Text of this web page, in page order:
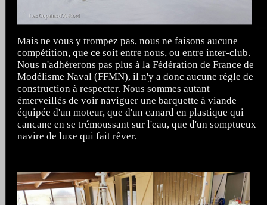
Mais ne vous y trompez pas, nous ne faisons aucune
compétition, que ce soit entre nous, ou entre inter-club.
Nous n'adhérerons pas plus à la Fédération de France de
Modélisme Naval (FFMN), il n'y a donc aucune règle de
construction à respecter. Nous sommes autant
émerveillés de voir naviguer une barquette à viande
équipée d'un moteur, que d'un canard en plastique qui
cancane en se trémoussant sur l'eau, que d'un somptueux
navire de luxe qui fait rêver.